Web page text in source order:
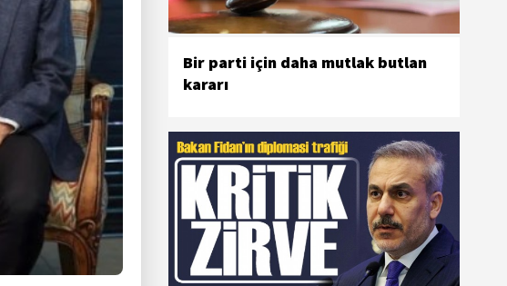
Bir parti için daha mutlak butlan
kararı